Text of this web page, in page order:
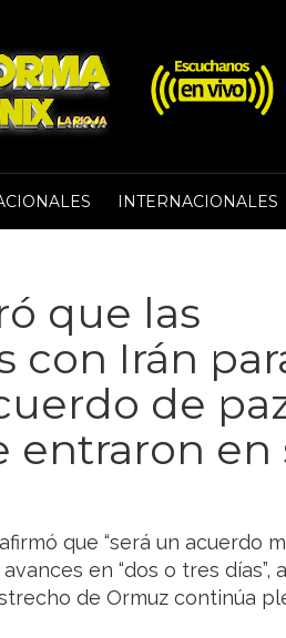
INTERNACIONALES
que las
con Irán
de
en
que “será un acuerdo
en “dos o tres días”,
de Ormuz continúa